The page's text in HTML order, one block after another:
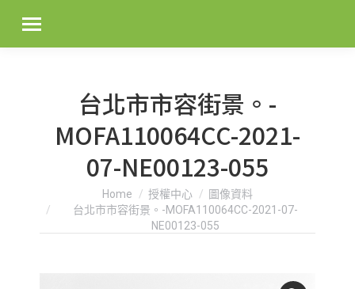
台北市市容街景。-
MOFA110064CC-2021-
07-NE00123-055
You are here:Home 授權中心
圖像資料
台北市市容街景。-MOFA110064CC-2021-07-
NE00123-055